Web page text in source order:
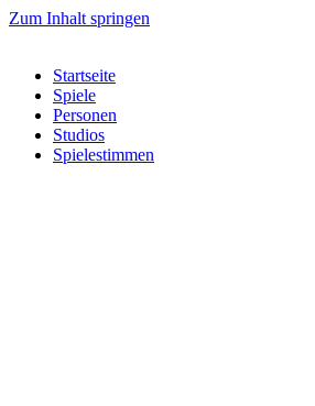
Zum Inhalt springen
Startseite
Spiele
Personen
Studios
Spielestimmen